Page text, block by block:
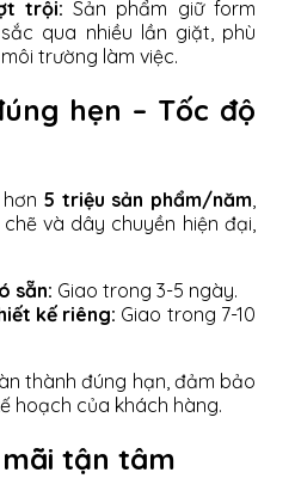
trội: Sản phẩm giữ form
qua nhiều lần giặt, phù
trường làm việc.
hẹn – Tốc độ
5 triệu sản phẩm/năm,
và dây chuyền hiện đại,
sẵn: Giao trong 3-5 ngày.
kế riêng: Giao trong 7-10
thành đúng hạn, đảm bảo
hoạch của khách hàng.
tận tâm